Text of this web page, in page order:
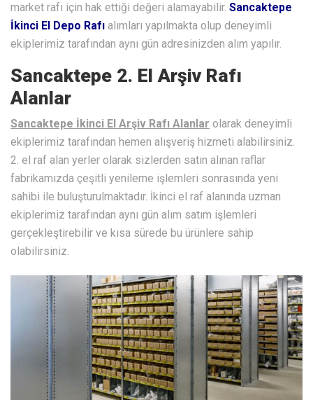
market rafı için hak ettiği değeri alamayabilir. Sancaktepe
İkinci El Depo Rafı alımları yapılmakta olup deneyimli
ekiplerimiz tarafından aynı gün adresinizden alım yapılır.
Sancaktepe 2. El Arşiv Rafı
Alanlar
Sancaktepe İkinci El Arşiv Rafı Alanlar olarak deneyimli
ekiplerimiz tarafından hemen alışveriş hizmeti alabilirsiniz.
2. el raf alan yerler olarak sizlerden satın alınan raflar
fabrikamızda çeşitli yenileme işlemleri sonrasında yeni
sahibi ile buluşturulmaktadır. İkinci el raf alanında uzman
ekiplerimiz tarafından aynı gün alım satım işlemleri
gerçekleştirebilir ve kısa sürede bu ürünlere sahip
olabilirsiniz.